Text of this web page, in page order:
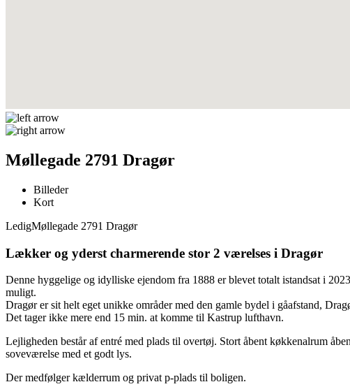
Møllegade 2791 Dragør
Billeder
Kort
LedigMøllegade 2791 Dragør
Lækker og yderst charmerende stor 2 værelses i Dragør
Denne hyggelige og idylliske ejendom fra 1888 er blevet totalt istandsat i
muligt.
Dragør er sit helt eget unikke områder med den gamle bydel i gåafstand,
Det tager ikke mere end 15 min. at komme til Kastrup lufthavn.
Lejligheden består af entré med plads til overtøj. Stort åbent køkkenalrum
soveværelse med et godt lys.
Der medfølger kælderrum og privat p-plads til boligen.